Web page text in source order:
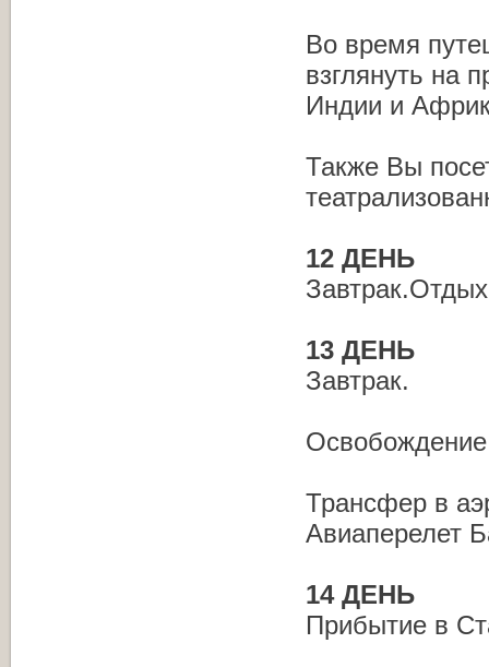
Во время
взглянуть на
Индии и
Также Вы
12 ДЕНЬ
13 ДЕНЬ
Завтрак.
Трансфер в
Авиаперелет
14 ДЕНЬ
Прибытие в